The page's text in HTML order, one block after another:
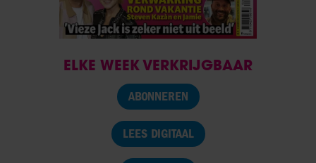
ELKE WEEK VERKRIJGBAAR
ABONNEREN
LEES DIGITAAL